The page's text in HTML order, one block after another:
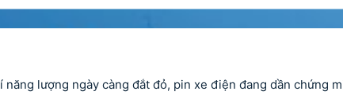
lượng ngày càng đắt đỏ, pin xe điện đang dần